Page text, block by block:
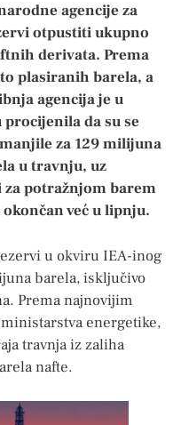
agencije za
otpustiti ukupno
derivata. Prema
plasiranih barela, a
agencija je u
da su se
za 129 milijuna
u travnju, uz
za potražnjom barem
već u lipnju.
u okviru IEA-inog
barela, isključivo
Prema najnovijim
energetike,
travnja iz zaliha
nafte.